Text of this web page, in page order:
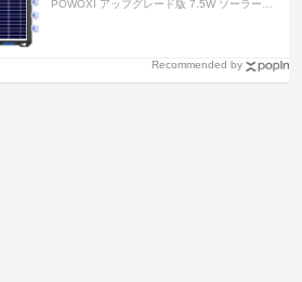
Recommended by